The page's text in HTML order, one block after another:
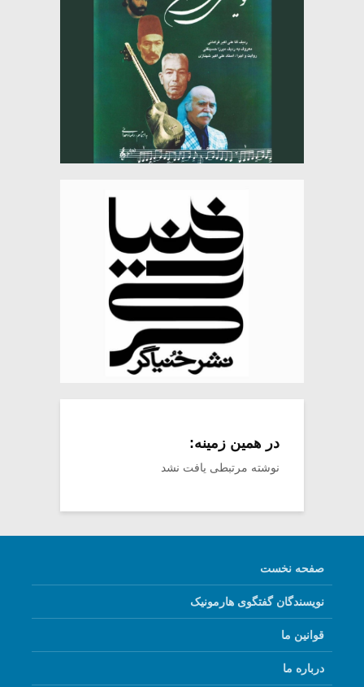
در همین زمینه:
نوشته مرتبطی یافت نشد
صفحه نخست
نویسندگان گفتگوی هارمونیک
قوانین ما
درباره ما